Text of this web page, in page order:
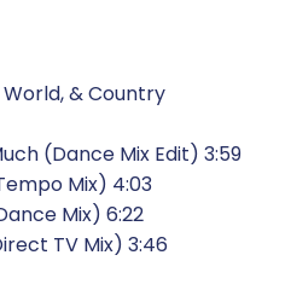
World, & Country
(Dance Mix Edit) 3:59
Mix) 4:03
Mix) 6:22
TV Mix) 3:46